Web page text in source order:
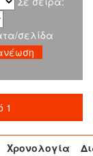
σελίδα
1
Χρονολογία